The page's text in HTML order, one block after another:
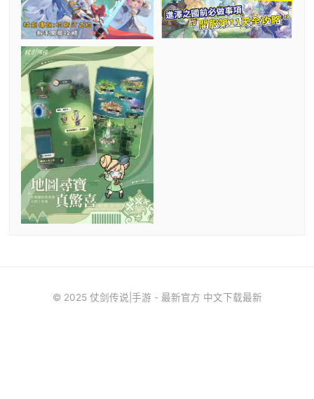
© 2025 仗剑传说|手游 - 最新官方 中文下载最新